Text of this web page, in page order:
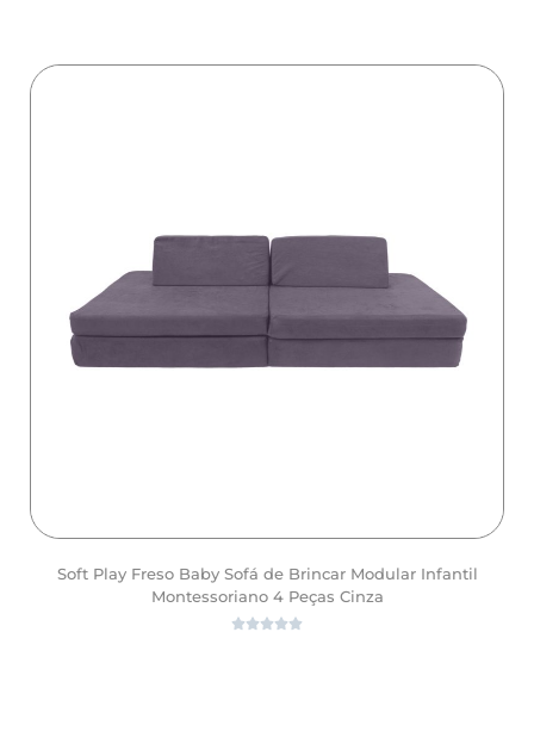
Soft Play Freso Baby Sofá de Brincar Modular Infantil
Montessoriano 4 Peças Cinza
